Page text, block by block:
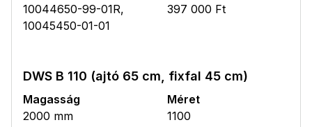
10044650-99-01R,
10045450-01-01
397 000 Ft
DWS B 110 (ajtó 65 cm, fixfal 45 cm)
Magasság
2000 mm
Méret
1100